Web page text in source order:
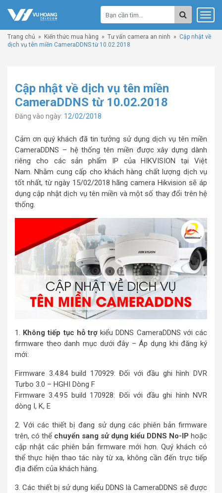
Trang chủ » Kiến thức mua hàng » Tư vấn camera an ninh » Cập nhật về
dịch vụ tên miền CameraDDNS từ 10.02.2018
Cập nhật về dịch vụ tên miền
CameraDDNS từ 10.02.2018
Đăng vào ngày: 12/02/2018
Cảm ơn quý khách đã tin tưởng sử dụng dịch vụ tên miền
CameraDDNS – hệ thống tên miền được xây dựng dành
riêng cho các sản phẩm IP của HIKVISION tại Việt
Nam. Nhằm cung cấp cho khách hàng chất lượng dịch vụ
tốt nhất, từ ngày 15/02/2018 hãng camera Hikvision sẽ áp
dụng cập nhật dịch vụ tên miền và một số thay đổi trên hệ
thống.
1. Không tiếp tục hỗ trợ kiểu DDNS CameraDDNS với các
firmware theo danh mục dưới đây – Áp dụng khi đăng ký
mới:
Firmware 3.4.84 build 170929: Đối với đầu ghi hình DVR
Turbo 3.0 – HGHI Dòng F
Firmware 3.4.95 build 170928: Đối với đầu ghi hình NVR
dòng I, K, E
2. Với các thiết bị đang sử dụng các phiên bản firmware
trên, có thể chuyển sang sử dụng kiểu DDNS No-IP hoặc
cập nhật các phiên bản firmware mới hơn. Quý khách có
thể thực hiện thao tác này từ xa, không cần đến trực tiếp
địa điểm của khách hàng.
3. Các thiết bị sử dụng kiểu DDNS là CameraDDNS sẽ được